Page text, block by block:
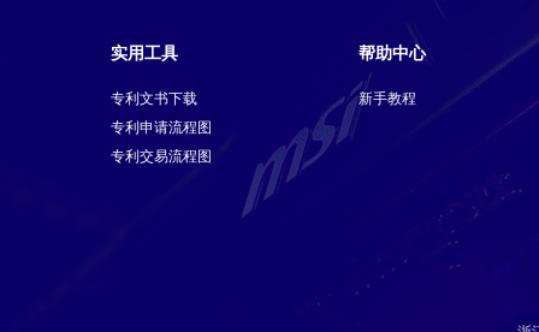
实用工具
专利文书下载
专利申请流程图
专利交易流程图
帮助中心
新手教程